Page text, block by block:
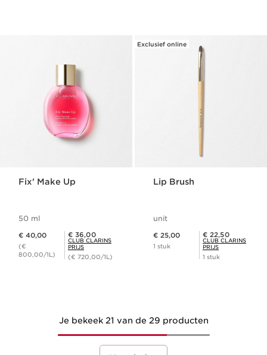
Fix' Make Up
50 ml
€ 40,00
(€
800,00/1L)
Club Clarins Prijs € 36,00
€ 36,00
CLUB CLARINS
PRIJS
(€ 720,00/1L)
Exclusief online
Lip Brush
unit
€ 25,00
1 stuk
Club Clarins Prijs € 22,50
€ 22,50
CLUB CLARINS
PRIJS
1 stuk
Je bekeek 21 van de 29 producten